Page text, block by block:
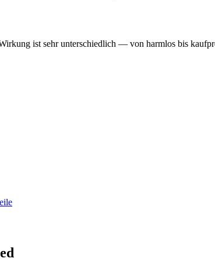
ist sehr unterschiedlich — von harmlos bis